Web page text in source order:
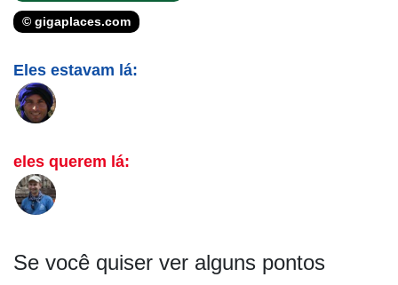
© gigaplaces.com
Eles estavam lá:
eles querem lá:
Se você quiser ver alguns pontos